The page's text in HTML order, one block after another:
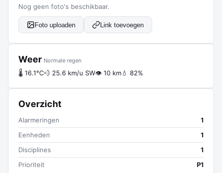
Nog geen foto's beschikbaar.
Foto uploaden Link toevoegen
Weer Normale regen
🌡 16.1°C💨 25.6 km/u SW👁 10 km💧 82%
Overzicht
Alarmeringen
1
Eenheden
1
Disciplines
1
Prioriteit
P1